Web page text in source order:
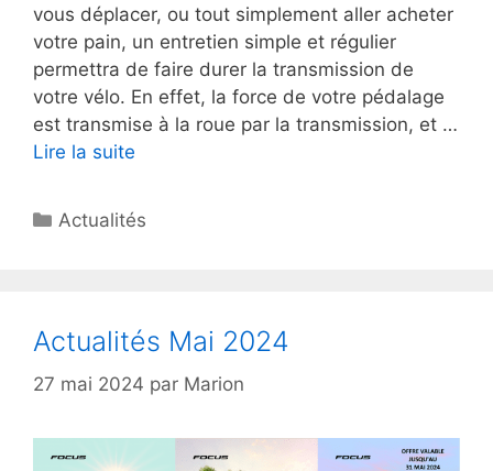
vous déplacer, ou tout simplement aller acheter
votre pain, un entretien simple et régulier
permettra de faire durer la transmission de
votre vélo. En effet, la force de votre pédalage
est transmise à la roue par la transmission, et …
Lire la suite
Catégories
Actualités
Actualités Mai 2024
27 mai 2024 par Marion